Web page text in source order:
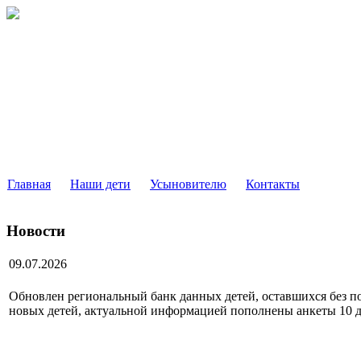
Главная Наши дети Усыновителю Контакты
Новости
09.07.2026
Обновлен региональный банк данных детей, оставшихся без
новых детей, актуальной информацией пополнены анкеты